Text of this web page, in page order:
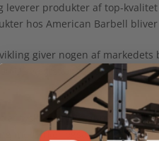
leverer produkter af top-
hos American Barbell
giver nogen af
OL vægtstænger og 11.000
af tysk urethane gummi,
medvirker også til at skiven